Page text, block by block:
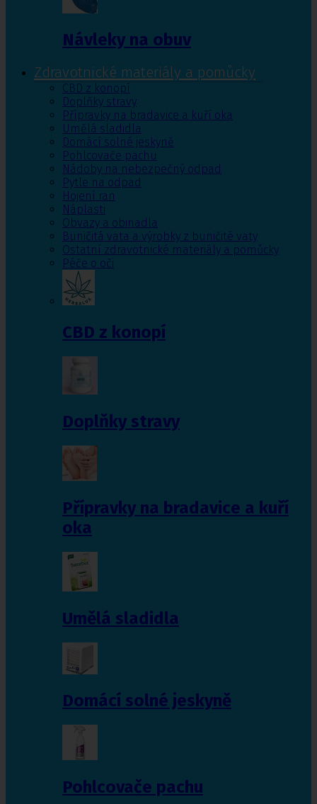
Návleky na obuv
Zdravotnické materiály a pomůcky
CBD z konopí
Doplňky stravy
Přípravky na bradavice a kuří oka
Umělá sladidla
Domácí solné jeskyně
Pohlcovače pachu
Nádoby na nebezpečný odpad
Pytle na odpad
Hojení ran
Náplasti
Obvazy a obinadla
Buničitá vata a výrobky z buničité vaty
Ostatní zdravotnické materiály a pomůcky
Péče o oči
CBD z konopí
Doplňky stravy
Přípravky na bradavice a kuří
oka
Umělá sladidla
Domácí solné jeskyně
Pohlcovače pachu